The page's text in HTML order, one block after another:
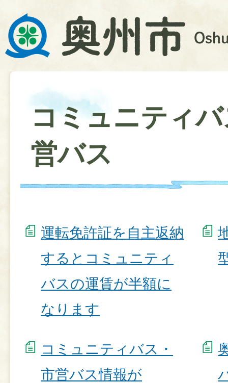
コミュニティ
営バス
運転免許証を自主返納
するとコミュニティ
バスの運賃が半額に
なります
コミュニティバス・
市営バス情報が